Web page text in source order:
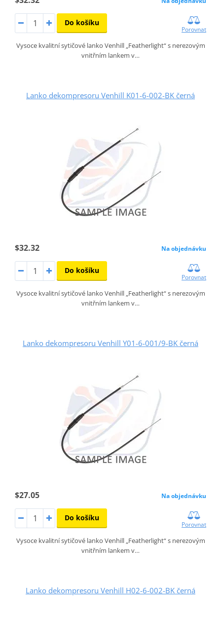
Do košíku
Porovnat
Vysoce kvalitní sytičové lanko Venhill „Featherlight“ s nerezovým
vnitřním lankem v…
Lanko dekompresoru Venhill K01-6-002-BK černá
$32.32 Na objednávku
Do košíku
Porovnat
Vysoce kvalitní sytičové lanko Venhill „Featherlight“ s nerezovým
vnitřním lankem v…
Lanko dekompresoru Venhill Y01-6-001/9-BK černá
$27.05 Na objednávku
Do košíku
Porovnat
Vysoce kvalitní sytičové lanko Venhill „Featherlight“ s nerezovým
vnitřním lankem v…
Lanko dekompresoru Venhill H02-6-002-BK černá